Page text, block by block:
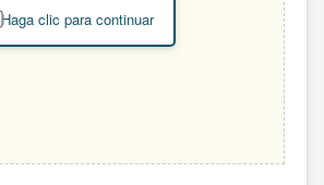
Haga clic para continuar